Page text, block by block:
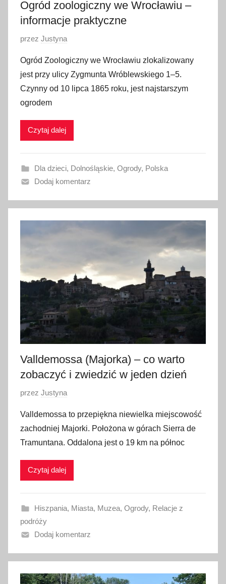
Ogród zoologiczny we Wrocławiu –
informacje praktyczne
O
u
b
l
i
w
n
o
1
p
a
z
e
n
i
2
0
0
przez Justyna
Ogród Zoologiczny we Wrocławiu zlokalizowany
jest przy ulicy Zygmunta Wróblewskiego 1–5.
Czynny od 10 lipca 1865 roku, jest najstarszym
ogrodem
Czytaj dalej
Dla dzieci, Dolnośląskie, Ogrody, Polska
Dodaj komentarz
Valldemossa (Majorka) – co warto
zobaczyć i zwiedzić w jeden dzień
O
u
b
i
a
n
o
4
l
przez Justyna
Valldemossa to przepiękna niewielka miejscowość
zachodniej Majorki. Położona w górach Sierra de
Tramuntana. Oddalona jest o 19 km na północ
Czytaj dalej
Hiszpania, Miasta, Muzea, Ogrody, Relacje z
podróży
Dodaj komentarz